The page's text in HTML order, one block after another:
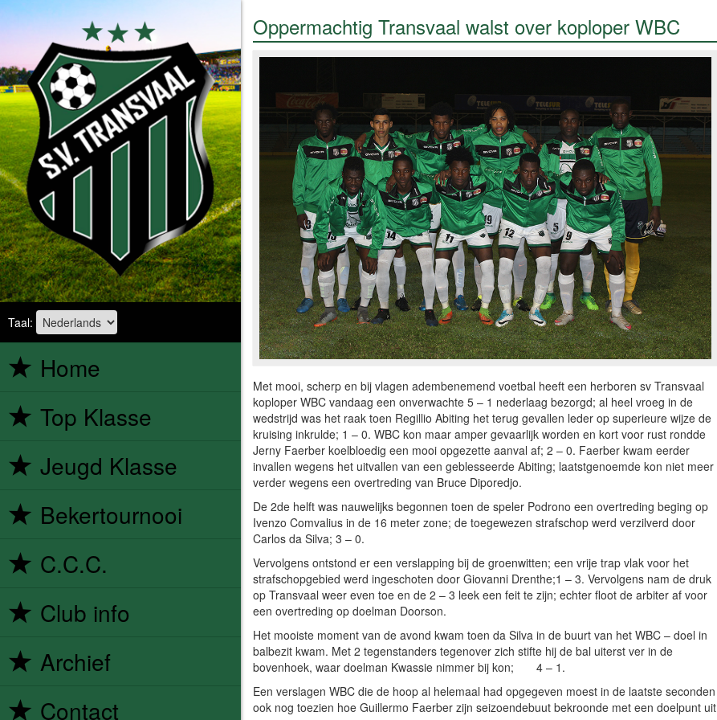
Taal:
Home
Top Klasse
Jeugd Klasse
Bekertournooi
C.C.C.
Club info
Archief
Contact
Oppermachtig Transvaal walst over koploper WBC
Met mooi, scherp en bij vlagen adembenemend voetbal heeft een herboren sv Transvaal
koploper WBC vandaag een onverwachte 5 – 1 nederlaag bezorgd; al heel vroeg in de
wedstrijd was het raak toen Regillio Abiting het terug gevallen leder op superieure wijze de
kruising inkrulde; 1 – 0. WBC kon maar amper gevaarlijk worden en kort voor rust rondde
Jerny Faerber koelbloedig een mooi opgezette aanval af; 2 – 0. Faerber kwam eerder
invallen wegens het uitvallen van een geblesseerde Abiting; laatstgenoemde kon niet meer
verder wegens een overtreding van Bruce Diporedjo.
De 2de helft was nauwelijks begonnen toen de speler Podrono een overtreding beging op
Ivenzo Comvalius in de 16 meter zone; de toegewezen strafschop werd verzilverd door
Carlos da Silva; 3 – 0.
Vervolgens ontstond er een verslapping bij de groenwitten; een vrije trap vlak voor het
strafschopgebied werd ingeschoten door Giovanni Drenthe;1 – 3. Vervolgens nam de druk
op Transvaal weer even toe en de 2 – 3 leek een feit te zijn; echter floot de arbiter af voor
een overtreding op doelman Doorson.
Het mooiste moment van de avond kwam toen da Silva in de buurt van het WBC – doel in
balbezit kwam. Met 2 tegenstanders tegenover zich stifte hij de bal uiterst ver in de
bovenhoek, waar doelman Kwassie nimmer bij kon; 4 – 1.
Een verslagen WBC die de hoop al helemaal had opgegeven moest in de laatste seconden
ook nog toezien hoe Guillermo Faerber zijn seizoendebuut bekroonde met een doelpunt uit